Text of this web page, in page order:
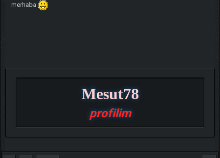
merhaba
Mesut78
profilim